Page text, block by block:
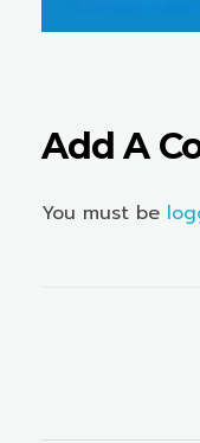
Add A
You must be